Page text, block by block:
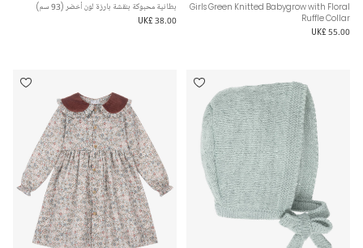
Girls Green Knitted Babygrow with Floral
Ruffle Collar
UK£ 55.00
بطانية محبوكة بنقشة بارزة لون أخضر (93 سم)
UK£ 38.00